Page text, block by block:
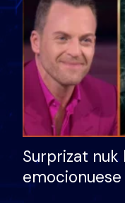
Surprizat nuk
nëna dhe